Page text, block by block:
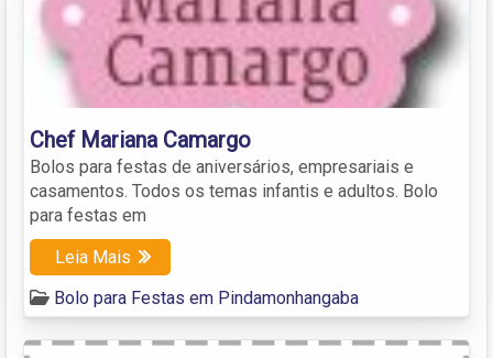
Chef Mariana Camargo
Bolos para festas de aniversários, empresariais e
casamentos. Todos os temas infantis e adultos. Bolo
para festas em
Leia Mais
Bolo para Festas em Pindamonhangaba